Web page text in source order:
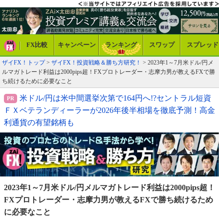
FX比較 キャンペーン ランキング スワップ スプレッド
ザイFX！トップ> ザイFX！投資戦略＆勝ち方研究！ > 2023年1～7月米ドル/円メ
ルマガトレード利益は2000pips超！FXプロトレーダー・志摩力男が教えるFXで勝
ち続けるために必要なこと
米ドル/円は米中間選挙次第で164円へ!?セントラル短資
ＦＸベテランディーラーが2026年後半相場を徹底予測！高金
利通貨の有望銘柄も
2023年1～7月米ドル/円メルマガトレード利益は2000pips超！
FXプロトレーダー・志摩力男が教えるFXで勝ち続けるため
に必要なこと